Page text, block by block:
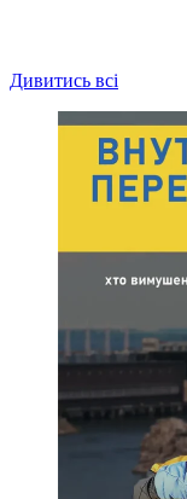
Дивитись всі